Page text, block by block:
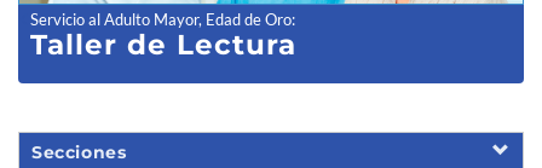
Servicio al Adulto Mayor, Edad de Oro:
Taller de Lectura
Secciones